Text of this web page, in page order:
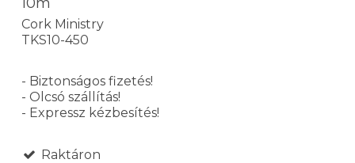
Cork Ministry
TKS10-450
- Biztonságos fizetés!
- Olcsó szállítás!
- Expressz kézbesítés!
Raktáron